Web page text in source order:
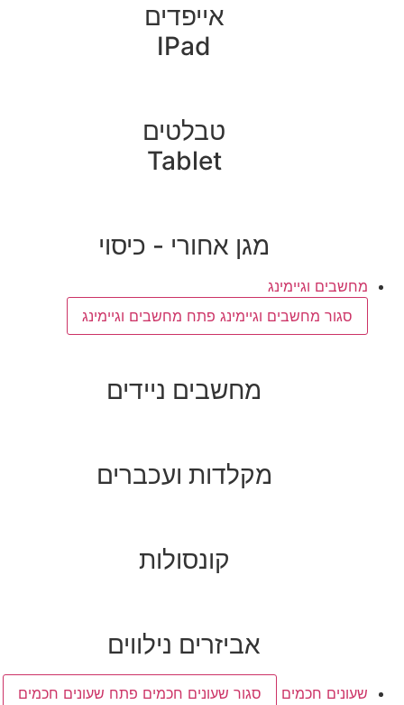
אייפדים
IPad
טבלטים
Tablet
מגן אחורי - כיסוי
מחשבים וגיימינג
סגור מחשבים וגיימינג פתח מחשבים וגיימינג
מחשבים ניידים
מקלדות ועכברים
קונסולות
אביזרים נילווים
שעונים חכמים סגור שעונים חכמים פתח שעונים חכמים